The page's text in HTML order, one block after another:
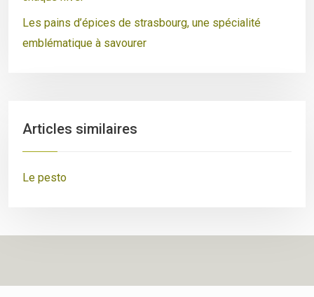
Les pains d’épices de strasbourg, une spécialité
emblématique à savourer
Articles similaires
Le pesto